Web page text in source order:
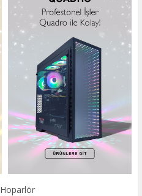
Hoparlör